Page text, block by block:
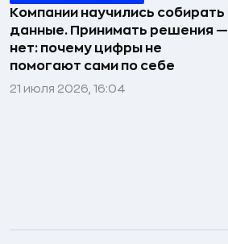
Компании научились собирать
данные. Принимать решения —
нет: почему цифры не
помогают сами по себе
21 июля 2026, 16:04